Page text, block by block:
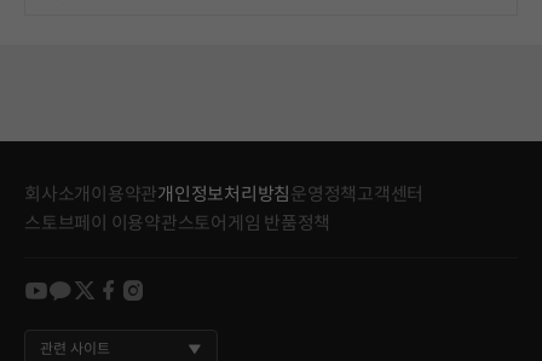
회사소개이용약관개인정보처리방침 운영정책고객센터
스토브페이 이용약관스토어게임 반품정책
youtube
kakao
twitter
facebook
instagram
관련 사이트